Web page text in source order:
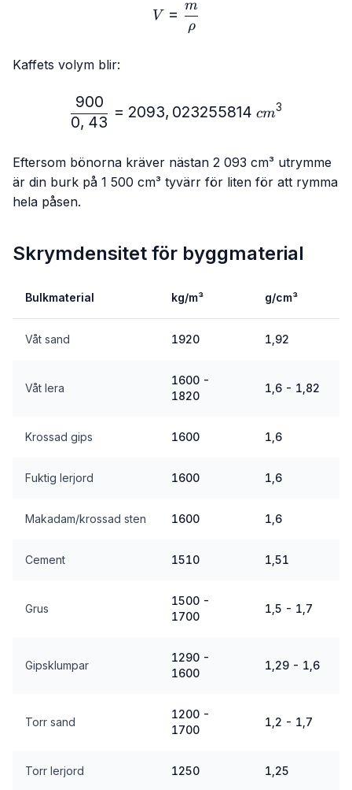
V=\frac{m}{ρ}
V =
ρ
m
Kaffets volym blir:
\frac{900}{0,43}=
0, 43
900
= 2093, 023255814 cm3
Eftersom bönorna kräver nästan 2 093 cm³ utrymme
är din burk på 1 500 cm³ tyvärr för liten för att rymma
hela påsen.
Skrymdensitet för byggmaterial
Bulkmaterial kg/m³ g/cm³
Våt sand 1920 1,92
Våt lera
1600 -
1820
1,6 - 1,82
Krossad gips 1600 1,6
Fuktig lerjord 1600 1,6
Makadam/krossad sten 1600 1,6
Cement 1510 1,51
Grus
1500 -
1700
1,5 - 1,7
Gipsklumpar
1290 -
1600
1,29 - 1,6
Torr sand
1200 -
1700
1,2 - 1,7
Torr lerjord 1250 1,25